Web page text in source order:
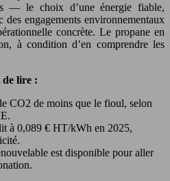
— le choix d’une énergie fiable,
engagements environnementaux
concrète. Le propane en
à condition d’en comprendre les
de lire :
CO2 de moins que le fioul, selon
à 0,089 € HT/kWh en 2025,
est disponible pour aller